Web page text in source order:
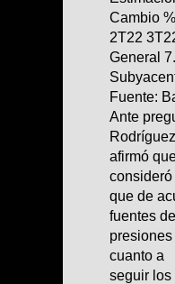
Cambio
2T22
General
Fuente:
Ante
afirmó
consideró
que de
fuentes de
cuanto a
seguir los